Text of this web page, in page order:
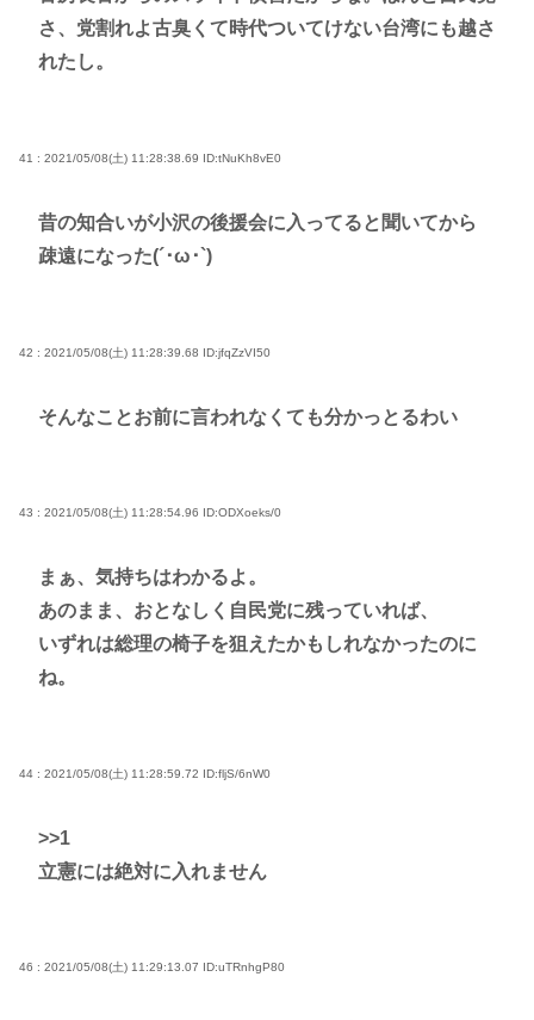
さ、党割れよ古臭くて時代ついてけない台湾にも越さ
れたし。
41 : 2021/05/08(土) 11:28:38.69 ID:tNuKh8vE0
昔の知合いが小沢の後援会に入ってると聞いてから
疎遠になった(´･ω･`)
42 : 2021/05/08(土) 11:28:39.68 ID:jfqZzVI50
そんなことお前に言われなくても分かっとるわい
43 : 2021/05/08(土) 11:28:54.96 ID:ODXoeks/0
まぁ、気持ちはわかるよ。
あのまま、おとなしく自民党に残っていれば、
いずれは総理の椅子を狙えたかもしれなかったのに
ね。
44 : 2021/05/08(土) 11:28:59.72 ID:fljS/6nW0
>>1
立憲には絶対に入れません
46 : 2021/05/08(土) 11:29:13.07 ID:uTRnhgP80